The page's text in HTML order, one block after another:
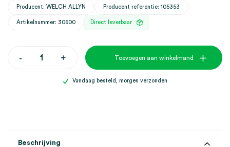
Producent: WELCH ALLYN Producent referentie: 105353
Artikelnummer: 30600 Direct leverbaar
-Welch
+ Toevoegen aan winkelmand
Vandaag besteld, morgen verzonden
Beschrijving